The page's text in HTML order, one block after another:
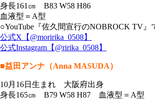
身長161㎝ B83 W58 H86
血液型＝A型
○YouTube『佐久間宣行のNOBROCK TV』
公式X【@moririka_0508】
公式Instagram【@ririka_0508】
■益田アンナ（Anna MASUDA）
10月16日生まれ 大阪府出身
身長165㎝ B79 W58 H87 血液型＝A型